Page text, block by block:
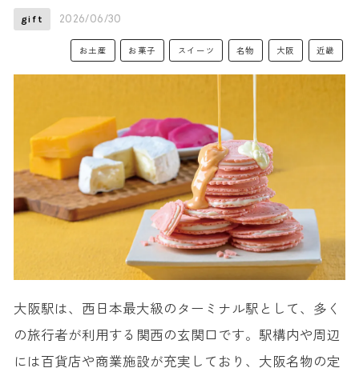
gift 2026/06/30
お土産 お菓子 スイーツ 名物 大阪 近畿
大阪駅は、西日本最大級のターミナル駅として、多く
の旅行者が利用する関西の玄関口です。駅構内や周辺
には百貨店や商業施設が充実しており、大阪名物の定